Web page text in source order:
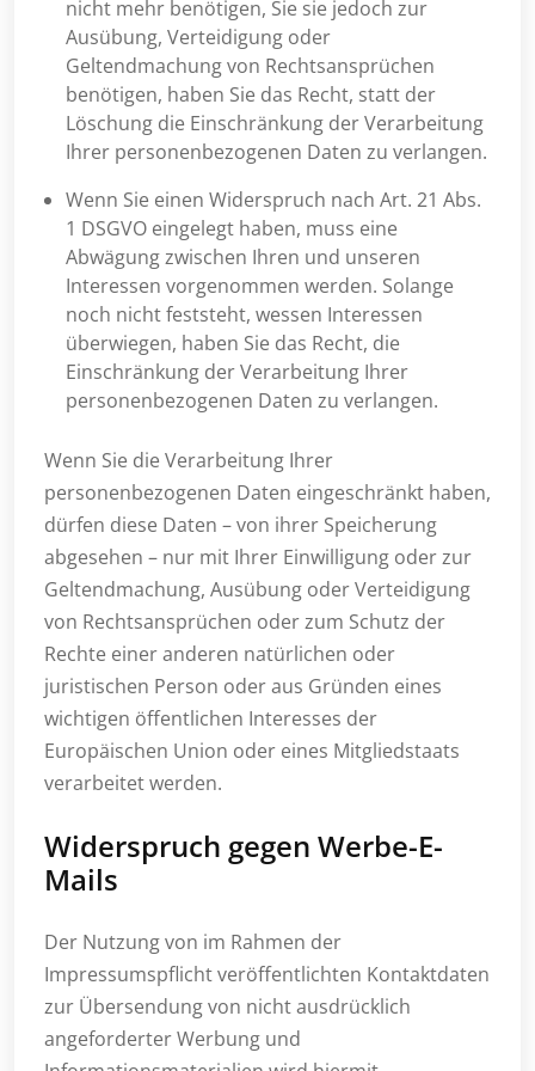
nicht mehr benötigen, Sie sie jedoch zur
Ausübung, Verteidigung oder
Geltendmachung von Rechtsansprüchen
benötigen, haben Sie das Recht, statt der
Löschung die Einschränkung der Verarbeitung
Ihrer personenbezogenen Daten zu verlangen.
Wenn Sie einen Widerspruch nach Art. 21 Abs.
1 DSGVO eingelegt haben, muss eine
Abwägung zwischen Ihren und unseren
Interessen vorgenommen werden. Solange
noch nicht feststeht, wessen Interessen
überwiegen, haben Sie das Recht, die
Einschränkung der Verarbeitung Ihrer
personenbezogenen Daten zu verlangen.
Wenn Sie die Verarbeitung Ihrer
personenbezogenen Daten eingeschränkt haben,
dürfen diese Daten – von ihrer Speicherung
abgesehen – nur mit Ihrer Einwilligung oder zur
Geltendmachung, Ausübung oder Verteidigung
von Rechtsansprüchen oder zum Schutz der
Rechte einer anderen natürlichen oder
juristischen Person oder aus Gründen eines
wichtigen öffentlichen Interesses der
Europäischen Union oder eines Mitgliedstaats
verarbeitet werden.
Widerspruch gegen Werbe-E-
Mails
Der Nutzung von im Rahmen der
Impressumspflicht veröffentlichten Kontaktdaten
zur Übersendung von nicht ausdrücklich
angeforderter Werbung und